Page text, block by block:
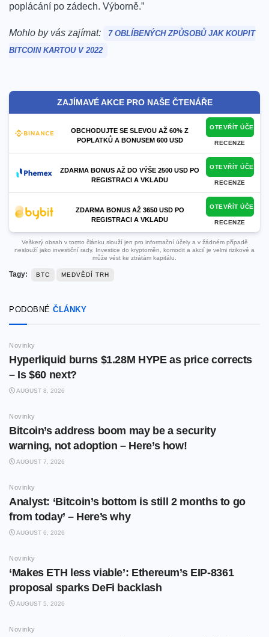
poplácání po zádech. Výborně.”
Mohlo by vás zajímat:
7 OBLÍBENÝCH ZPŮSOBŮ JAK KOUPIT
BITCOIN KARTOU V 2022
ZAJÍMAVÉ AKCE PRO NAŠE ČTENÁŘE
OBCHODUJTE SE SLEVOU AŽ 60% Z
POPLATKŮ A BONUSEM 600 USD
OTEVŘÍT ÚČET
RECENZE
ZDARMA BONUS AŽ DO VÝŠE 2500 USD PO
REGISTRACI A VKLADU
OTEVŘÍT ÚČET
RECENZE
ZDARMA BONUS AŽ 3650 USD PO
REGISTRACI A VKLADU
OTEVŘÍT ÚČET
RECENZE
Veškerý obsah v tomto článku slouží jen pro informační účely a v žádném případě
neslouží jako investiční rady. Investice do kryptoměn, komodit a akcií je velmi rizikové a
může vést ke ztrátám kapitálu.
Tagy: BTC MEDVĚDÍ TRH
PODOBNÉ ČLÁNKY
Novinky
Hyperliquid burns $1.28M HYPE as price corrects
– Is $60 next?
AUGUST 8, 2026
Novinky
Bitcoin’s address boom may be a security
warning, not adoption – Here’s how!
AUGUST 7, 2026
Novinky
Analyst: ‘Bitcoin’s bottom is still 2 months to go
from today’ – Here’s why
AUGUST 6, 2026
Novinky
‘Makes ETH less viable’: Ethereum’s EIP-8361
proposal sparks DeFi backlash
AUGUST 5, 2026
Novinky